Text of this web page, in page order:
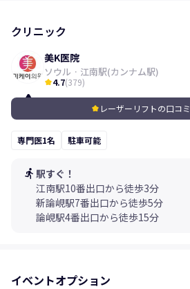
クリニック
美K医院
ソウル · 江南駅(カンナム駅)
kid_star4.7(379)
kid_star レーザーリフトの口コミ
専門医1名 駐車可能
directions_run 駅すぐ！
江南駅10番出口から徒歩3分
新論峴駅7番出口から徒歩5分
論峴駅4番出口から徒歩15分
イベントオプション